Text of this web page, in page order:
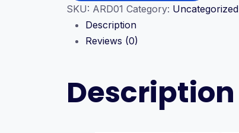
-
Asas
Elektronik
Blok
SKU: ARD01 Category: Uncategorized
Description
Reviews (0)
Description